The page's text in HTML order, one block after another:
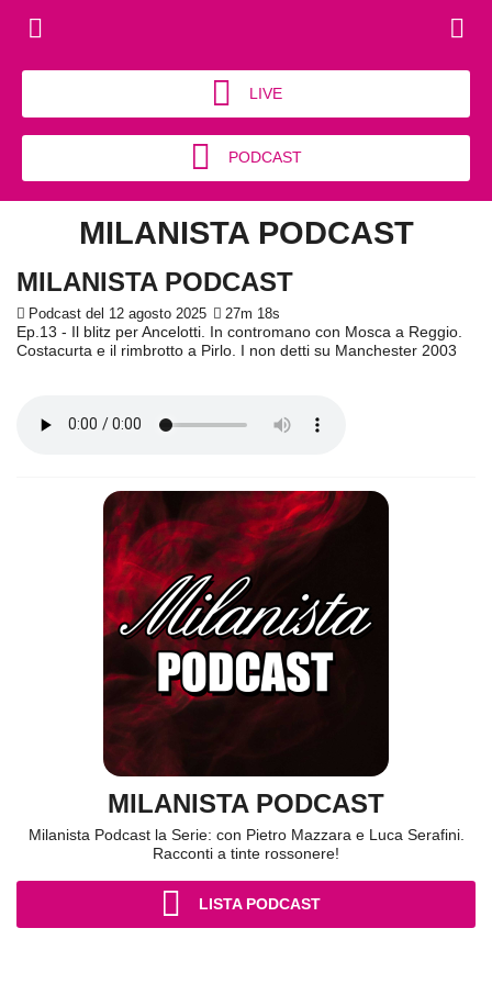
LIVE
PODCAST
MILANISTA PODCAST
MILANISTA PODCAST
Podcast del 12 agosto 2025 27m 18s
Ep.13 - Il blitz per Ancelotti. In contromano con Mosca a Reggio.
Costacurta e il rimbrotto a Pirlo. I non detti su Manchester 2003
MILANISTA PODCAST
Milanista Podcast la Serie: con Pietro Mazzara e Luca Serafini.
Racconti a tinte rossonere!
LISTA PODCAST